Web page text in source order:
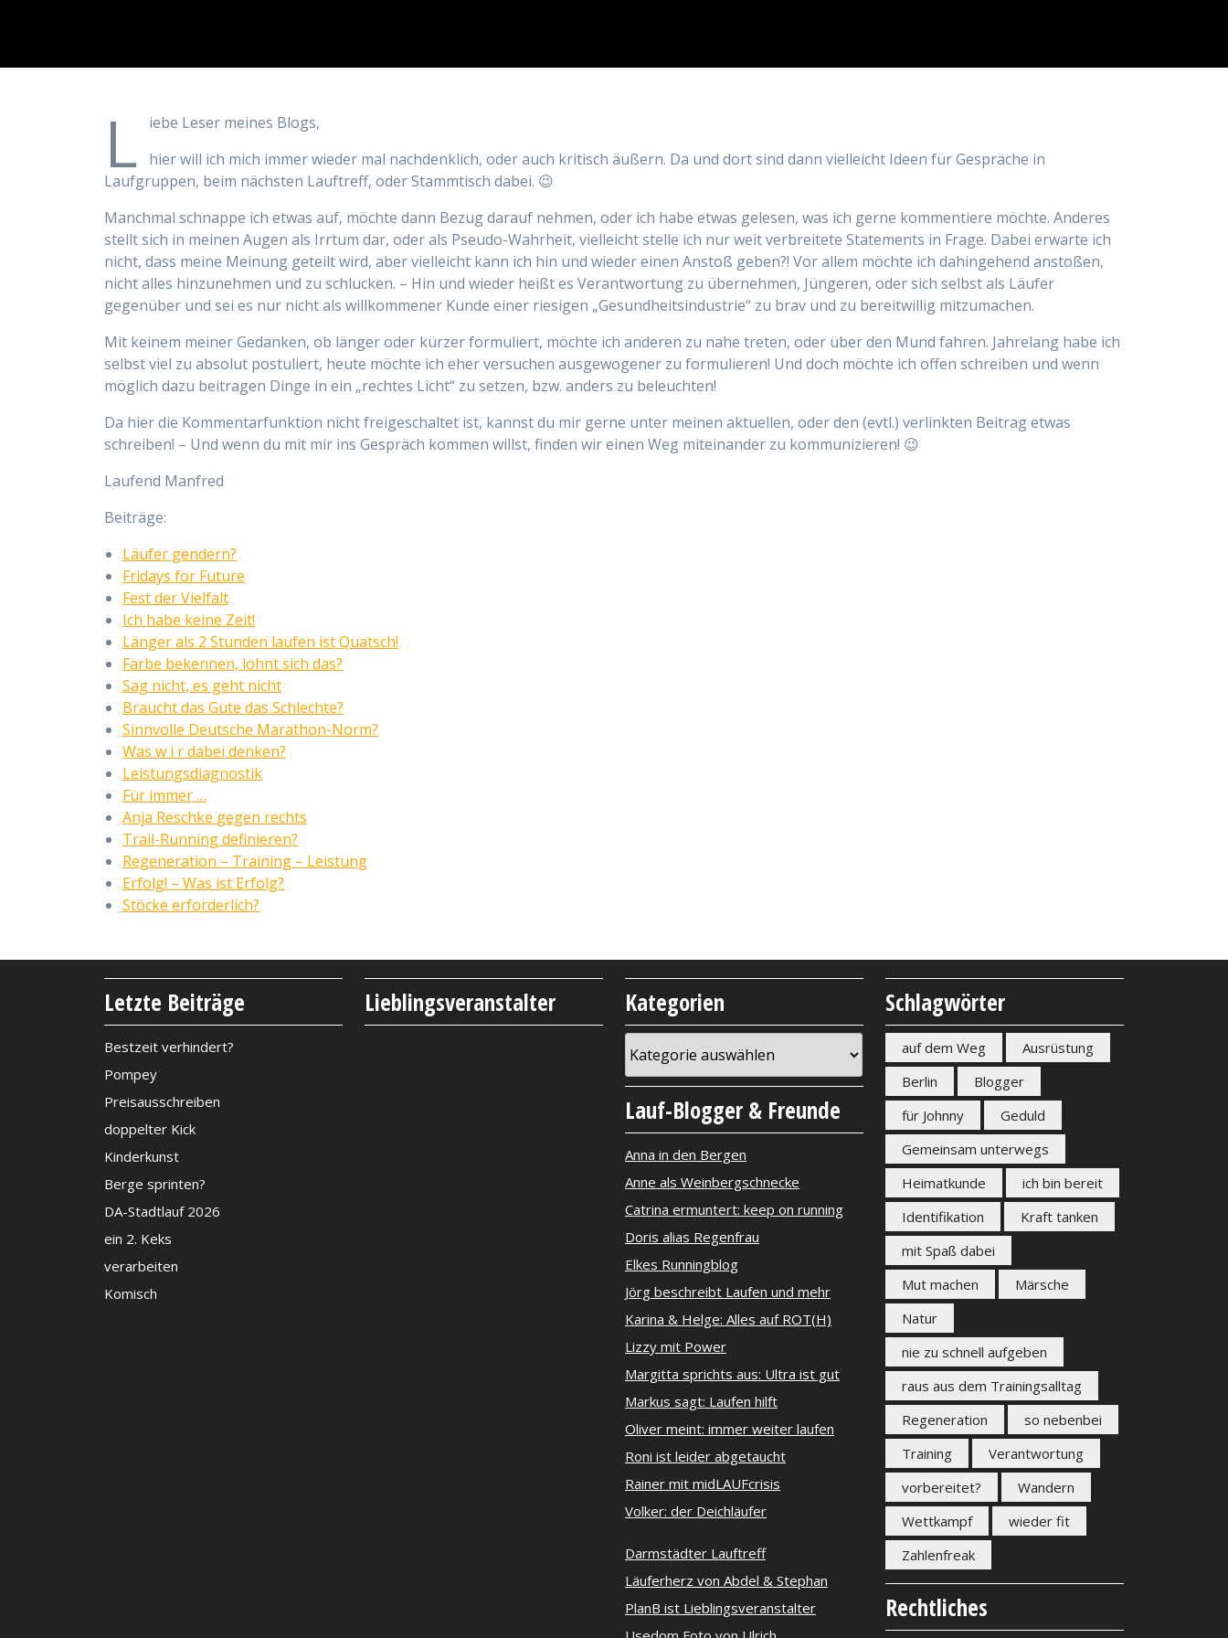
L
iebe Leser meines Blogs,
hier will ich mich immer wieder mal nachdenklich, oder auch kritisch äußern. Da und dort sind dann vielleicht Ideen für Gespräche in
Laufgruppen, beim nächsten Lauftreff, oder Stammtisch dabei. 😉
Manchmal schnappe ich etwas auf, möchte dann Bezug darauf nehmen, oder ich habe etwas gelesen, was ich gerne kommentiere möchte. Anderes
stellt sich in meinen Augen als Irrtum dar, oder als Pseudo-Wahrheit, vielleicht stelle ich nur weit verbreitete Statements in Frage. Dabei erwarte ich
nicht, dass meine Meinung geteilt wird, aber vielleicht kann ich hin und wieder einen Anstoß geben?! Vor allem möchte ich dahingehend anstoßen,
nicht alles hinzunehmen und zu schlucken. – Hin und wieder heißt es Verantwortung zu übernehmen, Jüngeren, oder sich selbst als Läufer
gegenüber und sei es nur nicht als willkommener Kunde einer riesigen „Gesundheitsindustrie“ zu brav und zu bereitwillig mitzumachen.
Mit keinem meiner Gedanken, ob länger oder kürzer formuliert, möchte ich anderen zu nahe treten, oder über den Mund fahren. Jahrelang habe ich
selbst viel zu absolut postuliert, heute möchte ich eher versuchen ausgewogener zu formulieren! Und doch möchte ich offen schreiben und wenn
möglich dazu beitragen Dinge in ein „rechtes Licht“ zu setzen, bzw. anders zu beleuchten!
Da hier die Kommentarfunktion nicht freigeschaltet ist, kannst du mir gerne unter meinen aktuellen, oder den (evtl.) verlinkten Beitrag etwas
schreiben! – Und wenn du mit mir ins Gespräch kommen willst, finden wir einen Weg miteinander zu kommunizieren! 😉
Laufend Manfred
Beiträge:
Läufer gendern?
Fridays for Future
Fest der Vielfalt
Ich habe keine Zeit!
Länger als 2 Stunden laufen ist Quatsch!
Farbe bekennen, lohnt sich das?
Sag nicht, es geht nicht
Braucht das Gute das Schlechte?
Sinnvolle Deutsche Marathon-Norm?
Was w i r dabei denken?
Leistungsdiagnostik
Für immer …
Anja Reschke gegen rechts
Trail-Running definieren?
Regeneration – Training – Leistung
Erfolg! – Was ist Erfolg?
Stöcke erforderlich?
Letzte Beiträge
Bestzeit verhindert?
Pompey
Preisausschreiben
doppelter Kick
Kinderkunst
Berge sprinten?
DA-Stadtlauf 2026
ein 2. Keks
verarbeiten
Komisch
Lieblingsveranstalter Kategorien
Lauf-Blogger & Freunde
Anna in den Bergen
Anne als Weinbergschnecke
Catrina ermuntert: keep on running
Doris alias Regenfrau
Elkes Runningblog
Jörg beschreibt Laufen und mehr
Karina & Helge: Alles auf ROT(H)
Lizzy mit Power
Margitta sprichts aus: Ultra ist gut
Markus sagt: Laufen hilft
Oliver meint: immer weiter laufen
Roni ist leider abgetaucht
Rainer mit midLAUFcrisis
Volker: der Deichläufer
Darmstädter Lauftreff
Läuferherz von Abdel & Stephan
PlanB ist Lieblingsveranstalter
Schlagwörter
auf dem Weg
Ausrüstung
Berlin
Blogger
für Johnny
Geduld
Gemeinsam unterwegs
Heimatkunde
ich bin bereit
Identifikation
Kraft tanken
mit Spaß dabei
Mut machen
Märsche
Natur
nie zu schnell aufgeben
raus aus dem Trainingsalltag
Regeneration
so nebenbei
Training
Verantwortung
vorbereitet?
Wandern
Wettkampf
wieder fit
Zahlenfreak
Rechtliches